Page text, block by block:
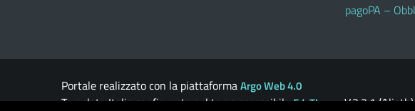
pagoPA –
Portale realizzato con la piattaformaArgo Web 4.0
Template Italia configurato sul tema accessibileEduThemeV.3.2.1 (Alioth)